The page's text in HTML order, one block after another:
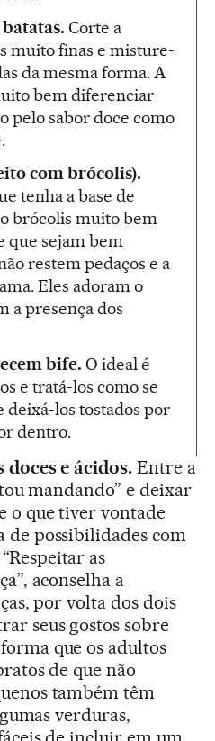
Corte a
muito finas e misture-
da mesma forma. A
bem diferenciar
pelo sabor doce como
com brócolis).
tenha a base de
brócolis muito bem
que sejam bem
restem pedaços e a
Eles adoram o
a presença dos
bife. O ideal é
e tratá-los como se
deixá-los tostados por
dentro.
doces e ácidos.Entre a
mandando” e deixar
o que tiver vontade
de possibilidades com
as
aconselha a
por volta dos dois
seus gostos sobre
que os adultos
de que não
também têm
verduras,